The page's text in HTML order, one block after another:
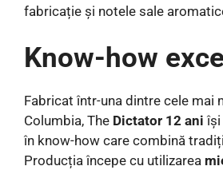
fabricație și notele sale
Know-how
Fabricat într-una dintre cele mai
Columbia, The Dictator 12 ani își
în know-how care combină
Producția începe cu utilizarea